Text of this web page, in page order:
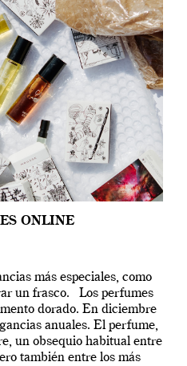
ONLINE
más especiales, como
un frasco. Los perfumes
dorado. En diciembre
anuales. El perfume,
un obsequio habitual entre
también entre los más